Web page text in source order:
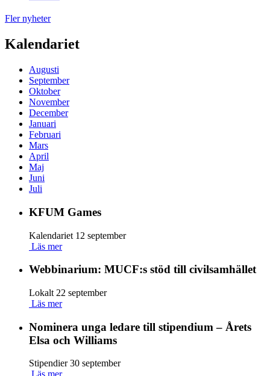
Fler nyheter
Kalendariet
Augusti
September
Oktober
November
December
Januari
Februari
Mars
April
Maj
Juni
Juli
KFUM Games
Kalendariet 12 september
Läs mer
Webbinarium: MUCF:s stöd till civilsamhället
Lokalt 22 september
Läs mer
Nominera unga ledare till stipendium – Årets
Elsa och Williams
Stipendier 30 september